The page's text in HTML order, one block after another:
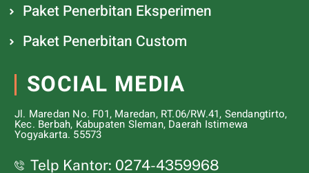
Paket Penerbitan Eksperimen
Paket Penerbitan Custom
SOCIAL MEDIA
Jl. Maredan No. F01, Maredan, RT.06/RW.41, Sendangtirto,
Kec. Berbah, Kabupaten Sleman, Daerah Istimewa
Yogyakarta. 55573
Telp Kantor: 0274-4359968